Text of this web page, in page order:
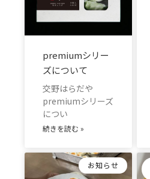
premiumシリー
ズについて
交野はらだや
premiumシリーズ
につい
続きを読む »
お知らせ